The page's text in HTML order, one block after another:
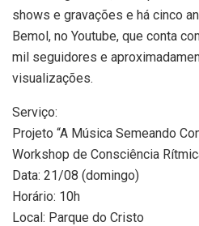
shows e gravações e há cinco
Bemol, no Youtube, que conta
mil seguidores e
visualizações.
Serviço:
Projeto “A Música Semeando
Workshop de Consciência
Data: 21/08 (domingo)
Horário: 10h
Local: Parque do Cristo